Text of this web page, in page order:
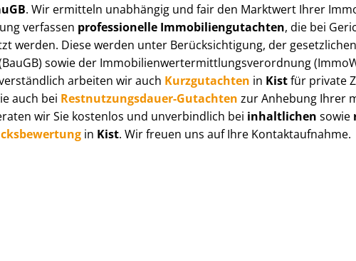
. Wir ermitteln unabhängig und fair den Marktwert Ihrer
verfassen professionelle Im­mo­bi­li­en­gut­ach­ten, die bei
werden. Diese werden unter Be­rück­sich­ti­gung, der
sowie der Im­mo­bi­li­en­wert­ermitt­lungs­ver­ord­nung
arbeiten wir auch Kurzgutachten in Kistfür private
auch bei Rest­nut­zungs­dau­er-Gutachten zur Anhebung Ihrer
wir Sie kostenlos und unverbindlich bei inhaltlichen sowie
in Kist. Wir freuen uns auf Ihre Kontaktaufnahme.